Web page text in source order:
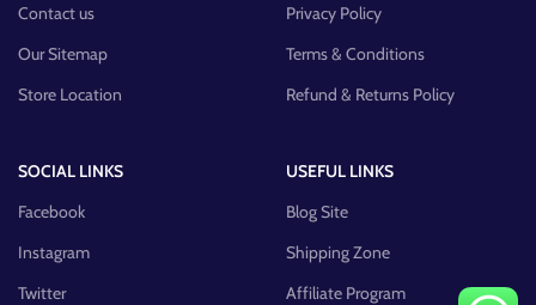
Contact us
Our Sitemap
Store Location
Privacy Policy
Terms & Conditions
Refund & Returns Policy
SOCIAL LINKS
Facebook
Instagram
Twitter
USEFUL LINKS
Blog Site
Shipping Zone
Affiliate Program